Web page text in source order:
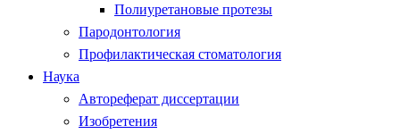
Полиуретановые протезы
Пародонтология
Профилактическая стоматология
Наука
Автореферат диссертации
Изобретения